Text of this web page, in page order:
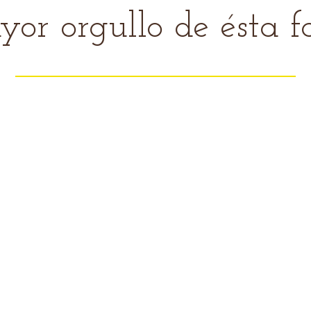
orgullo de ésta